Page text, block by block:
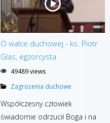
O walce duchowej - ks. Piotr
Glas, egzorcysta
49489 views
Zagrożenia duchowe
Współczesny człowiek
świadomie odrzucił Boga i na